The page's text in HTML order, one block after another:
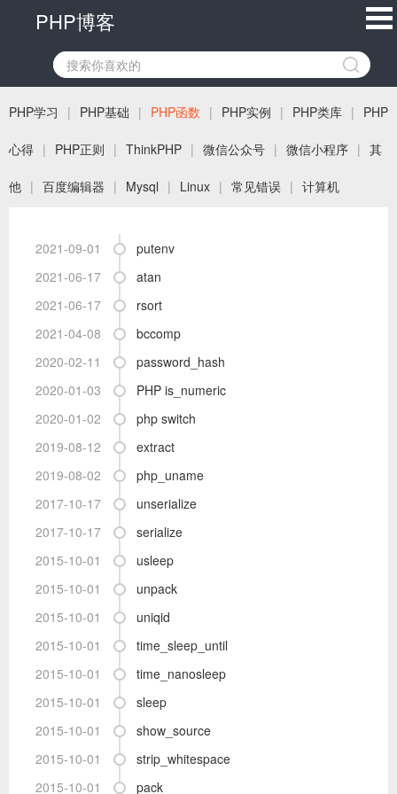
PHP博客
PHP学习 | PHP基础 | PHP函数 | PHP实例 | PHP类库 | PHP
心得 | PHP正则 | ThinkPHP | 微信公众号 | 微信小程序 | 其
他 | 百度编辑器 | Mysql | Linux | 常见错误 | 计算机
2021-09-01
putenv
2021-06-17
atan
2021-06-17
rsort
2021-04-08
bccomp
2020-02-11
password_hash
2020-01-03
PHP is_numeric
2020-01-02
php switch
2019-08-12
extract
2019-08-02
php_uname
2017-10-17
unserialize
2017-10-17
serialize
2015-10-01
usleep
2015-10-01
unpack
2015-10-01
uniqid
2015-10-01
time_sleep_until
2015-10-01
time_nanosleep
2015-10-01
sleep
2015-10-01
show_source
2015-10-01
strip_whitespace
2015-10-01
pack